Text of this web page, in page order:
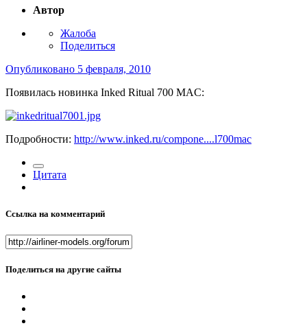
Автор
Жалоба
Поделиться
Опубликовано 5 февраля, 2010
Появилась новинка Inked Ritual 700 MAС:
Подробности: http://www.inked.ru/compone....l700mac
Цитата
Ссылка на комментарий
Поделиться на другие сайты